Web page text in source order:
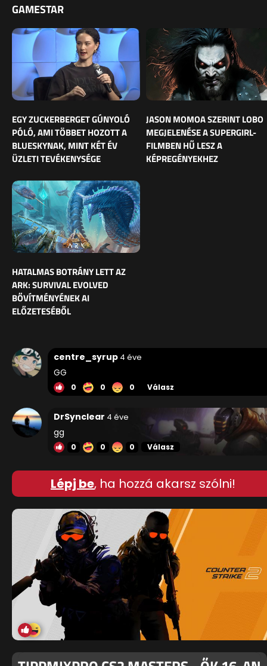
GAMESTAR
EGY ZUCKERBERGET GÚNYOLÓ
PÓLÓ, AMI TÖBBET HOZOTT A
BLUESKYNAK, MINT KÉT ÉV
ÜZLETI TEVÉKENYSÉGE
JASON MOMOA SZERINT LOBO
MEGJELENÉSE A SUPERGIRL-
FILMBEN HŰ LESZ A
KÉPREGÉNYEKHEZ
HATALMAS BOTRÁNY LETT AZ
ARK: SURVIVAL EVOLVED
BŐVÍTMÉNYÉNEK AI
ELŐZETESÉBŐL
centre_syrup 4 éve
GG
0 0 0 Válasz
DrSynclear 4 éve
gg
0 0 0 Válasz
Lépj be, ha hozzá akarsz szólni!